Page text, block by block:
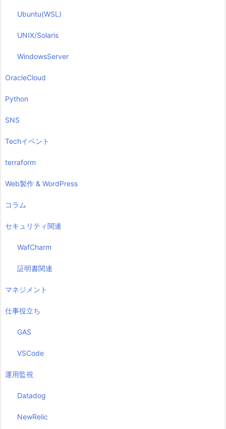
Ubuntu(WSL)
UNIX/Solaris
WindowsServer
OracleCloud
Python
SNS
Techイベント
terraform
Web製作 & WordPress
コラム
セキュリティ関連
WafCharm
証明書関連
マネジメント
仕事役立ち
GAS
VSCode
運用監視
Datadog
NewRelic